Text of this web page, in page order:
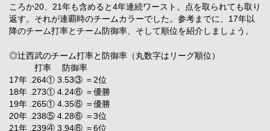
ころか20、21年も含めると4年連続ワースト。点を取られても取り
返す。それが連覇時のチームカラーでした。参考までに、17年以
降のチーム打率とチーム防御率、そして順位を紹介しましょう。
◎辻西武のチーム打率と防御率（丸数字はリーグ順位）
打率 防御率
17年 .264① 3.53③ ＝2位
18年 .273① 4.24⑥ ＝優勝
19年 .265① 4.35⑥ ＝優勝
20年 .238⑤ 4.28⑥ ＝3位
21年 .239④ 3.94⑥ ＝6位